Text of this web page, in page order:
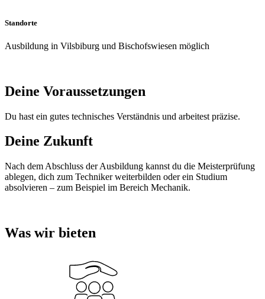
Standorte
Ausbildung in Vilsbiburg und Bischofswiesen möglich
Deine Voraussetzungen
Du hast ein gutes technisches Verständnis und arbeitest präzise.
Deine Zukunft
Nach dem Abschluss der Ausbildung kannst du die Meisterprüfung
ablegen, dich zum Techniker weiterbilden oder ein Studium
absolvieren – zum Beispiel im Bereich Mechanik.
Was wir bieten